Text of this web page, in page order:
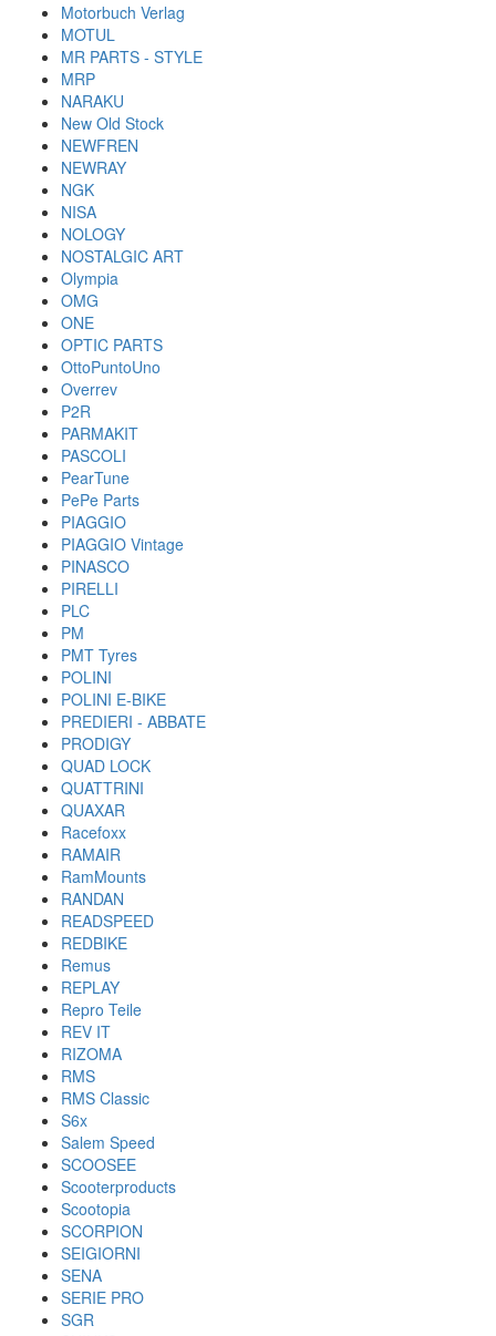
Motorbuch Verlag
MOTUL
MR PARTS - STYLE
MRP
NARAKU
New Old Stock
NEWFREN
NEWRAY
NGK
NISA
NOLOGY
NOSTALGIC ART
Olympia
OMG
ONE
OPTIC PARTS
OttoPuntoUno
Overrev
P2R
PARMAKIT
PASCOLI
PearTune
PePe Parts
PIAGGIO
PIAGGIO Vintage
PINASCO
PIRELLI
PLC
PM
PMT Tyres
POLINI
POLINI E-BIKE
PREDIERI - ABBATE
PRODIGY
QUAD LOCK
QUATTRINI
QUAXAR
Racefoxx
RAMAIR
RamMounts
RANDAN
READSPEED
REDBIKE
Remus
REPLAY
Repro Teile
REV IT
RIZOMA
RMS
RMS Classic
S6x
Salem Speed
SCOOSEE
Scooterproducts
Scootopia
SCORPION
SEIGIORNI
SENA
SERIE PRO
SGR